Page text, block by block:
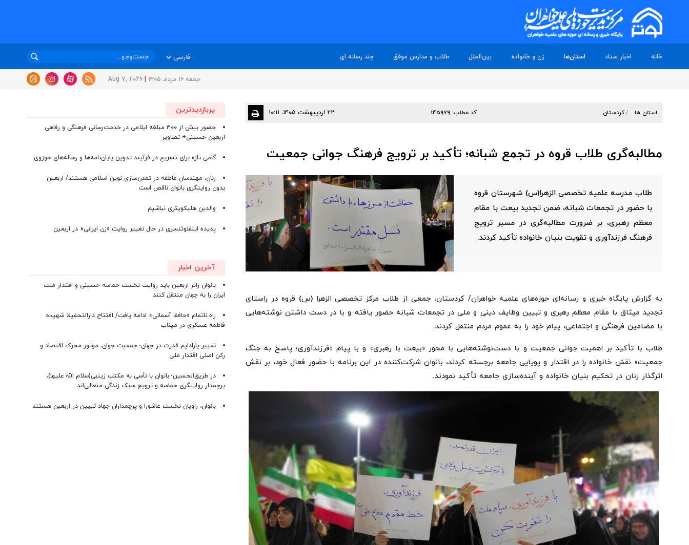
خانه اخبار ستاد استان‌ها زن و خانواده بین‌الملل طلاب و مدارس موفق چند رسانه ای
جمعه ۱۶ مرداد ۱۴۰۵ Aug 7, 2026
استان ها کردستان کد مطلب: 145979 ۲۲ اردیبهشت ۱۴۰۵، ۱۰:۱۱
مطالبه‌گری طلاب قروه در تجمع شبانه؛ تأکید بر ترویج فرهنگ جوانی جمعیت
طلاب مدرسه علمیه تخصصی الزهرا(س) شهرستان قروه
با حضور در تجمعات شبانه، ضمن تجدید بیعت با مقام
معظم رهبری، بر ضرورت مطالبه‌گری در مسیر ترویج
فرهنگ فرزندآوری و تقویت بنیان خانواده تأکید کردند.
به گزارش پایگاه خبری و رسانه‌ای حوزه‌های علمیه خواهران/ کردستان، جمعی از طلاب مرکز تخصصی الزهرا (س) قروه در راستای
تجدید میثاق با مقام معظم رهبری و تبیین وظایف دینی و ملی در تجمعات شبانه حضور یافته و با در دست داشتن نوشته‌هایی
با مضامین فرهنگی و اجتماعی، پیام خود را به عموم مردم منتقل کردند.
طلاب با تأکید بر اهمیت جوانی جمعیت و با دست‌نوشته‌هایی با محور «بیعت با رهبری» و با پیام «فرزندآوری؛ پاسخ به جنگ
جمعیت» نقش خانواده را در اقتدار و پویایی جامعه برجسته کردند، بانوان شرکت‌کننده در این برنامه با حضور فعال خود، بر نقش
اثرگذار زنان در تحکیم بنیان خانواده و آینده‌سازی جامعه تأکید نمودند.
پربازدیدترین
حضور بیش از ۳۰۰ مبلغه ایلامی در خدمت‌رسانی فرهنگی و رفاهی
اربعین حسینی+ تصاویر
گامی تازه برای تسریع در فرآیند تدوین پایان‌نامه‌ها و رساله‌های حوزوی
زنان، مهندسان عاطفه در تمدن‌سازی نوین اسلامی هستند/ اربعین
بدون روایتگری بانوان ناقص است
والدین هلیکوپتری نباشیم
پدیده اینفلوئنسری در حال تغییر روایت «زن ایرانی» در اربعین
آخرین اخبار
بانوان زائر اربعین باید روایت نخست حماسه حسینی و اقتدار ملت
ایران را به جهان منتقل کنند
راه ناتمام «حافظ آسمانی» ادامه یافت/ افتتاح دارالتحفیظ شهیده
فاطمه عسکری در میناب
تغییر پارادایم قدرت در جهان؛ جمعیت جوان، موتور محرک اقتصاد و
رکن اصلی اقتدار ملی
در طریق‌الحسین؛ بانوان با تأسی به مکتب زینبی(سلام الله علیها)،
پرچمدار روایتگری حماسه و ترویج سبک زندگی متعالی‌اند
بانوان، راویان نخست عاشورا و پرچمداران جهاد تبیین در اربعین هستند